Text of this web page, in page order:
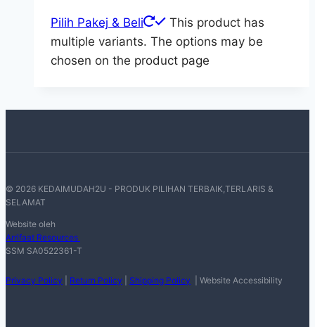
Pilih Pakej & Beli
This product has
multiple variants. The options may be
chosen on the product page
© 2026 KEDAIMUDAH2U - PRODUK PILIHAN TERBAIK,TERLARIS &
SELAMAT
Website oleh
Arrifaat Resources
SSM SA0522361-T
Privacy Policy Return Policy Shipping Policy | Website Accessibility